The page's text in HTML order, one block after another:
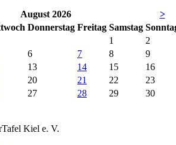
August 2026
>
Donnerstag Freitag Samstag So
1
2
6 7 8
9
13 14 15
16
20 21 22
23
27 28 29
30
Kiel e. V.